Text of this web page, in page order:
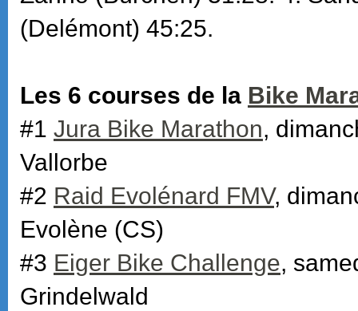
(Delémont) 45:25.
Les 6 courses de la Bike
#1 Jura Bike Marathon,
Vallorbe
#2 Raid Evolénard FMV,
Evolène (CS)
#3 Eiger Bike Challenge,
Grindelwald